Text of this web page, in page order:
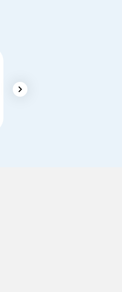
chevron_right